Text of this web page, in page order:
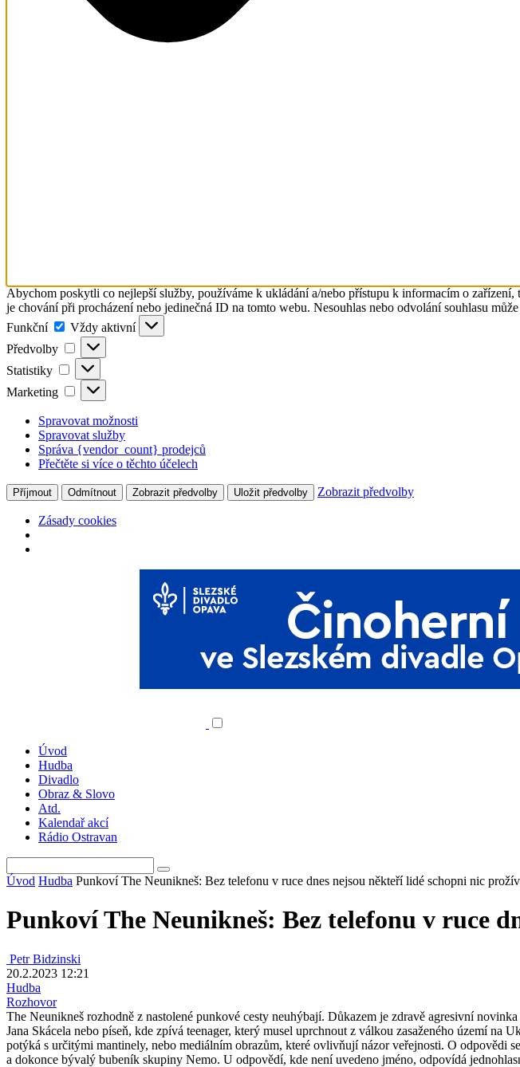
Abychom poskytli co nejlepší služby, používáme k ukládání a/nebo přístupu k informacím o
je chování při procházení nebo jedinečná ID na tomto webu. Nesouhlas nebo odvolání souhlasu
Funkční
Funkční
Vždy aktivní
Předvolby
Předvolby
Statistiky Statistiky
Marketing Marketing
Spravovat možnosti
Spravovat služby
Správa {vendor_count} prodejců
Přečtěte si více o těchto účelech
Příjmout Odmítnout Zobrazit předvolby Uložit předvolby Zobrazit předvolby
Zásady cookies
Úvod
Hudba
Divadlo
Obraz & Slovo
Atd.
Kalendař akcí
Rádio Ostravan
Úvod Hudba Punkoví The Neunikneš: Bez telefonu v ruce dnes nejsou někteří lidé schopni nic
Punkoví The Neunikneš: Bez telefonu v ruce
Petr Bidzinski
20.2.2023 12:21
Hudba
Rozhovor
The Neunikneš rozhodně z nastolené punkové cesty neuhýbají. Důkazem je zdravě agresivní
Jana Skácela nebo píseň, kde zpívá teenager, který musel uprchnout z válkou zasaženého území
potýká s určitými mantinely, nebo mediálním obrazům, které ovlivňují názor veřejnosti. O
a dokonce bývalý bubeník skupiny Nemo. U odpovědí, kde není uvedeno jméno, odpovídá